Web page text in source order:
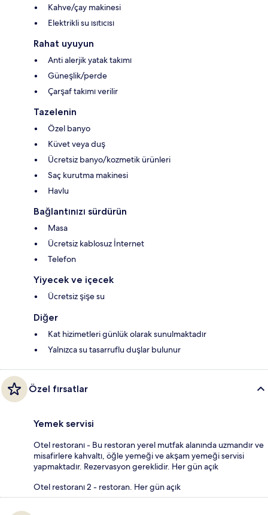
Kahve/çay makinesi
Elektrikli su ısıtıcısı
Rahat uyuyun
Anti alerjik yatak takımı
Güneşlik/perde
Çarşaf takımı verilir
Tazelenin
Özel banyo
Küvet veya duş
Ücretsiz banyo/kozmetik ürünleri
Saç kurutma makinesi
Havlu
Bağlantınızı sürdürün
Masa
Ücretsiz kablosuz İnternet
Telefon
Yiyecek ve içecek
Ücretsiz şişe su
Diğer
Kat hizimetleri günlük olarak sunulmaktadır
Yalnızca su tasarruflu duşlar bulunur
Özel fırsatlar
Yemek servisi
Otel restoranı - Bu restoran yerel mutfak alanında uzmandır ve
misafirlere kahvaltı, öğle yemeği ve akşam yemeği servisi
yapmaktadır. Rezervasyon gereklidir. Her gün açık
Otel restoranı 2 - restoran. Her gün açık